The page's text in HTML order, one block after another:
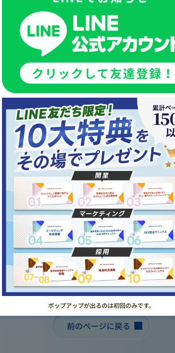
ポップアップが出るのは初回のみです。
理由
すが、プレオルソ矯正の認知拡大や導入後のサ
アプローチをLINEで行われているお話を聞き
容
とのコミュニケーションにおける企画、構想
ました。
配信する画像、各種メッセージなど一気通貫
の成果
レーニングメニューの配信なども構築いただ
口腔機能発達不全症の算定数やプレオルソ矯
前のページに戻る